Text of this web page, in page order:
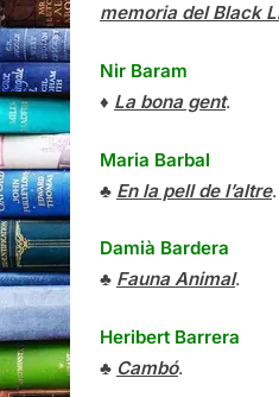
memoria del Black
Nir Baram
♦ La bona gent.
Maria Barbal
♣ En la pell de l’altre.
Damià Bardera
♣ Fauna Animal.
Heribert Barrera
♣ Cambó.